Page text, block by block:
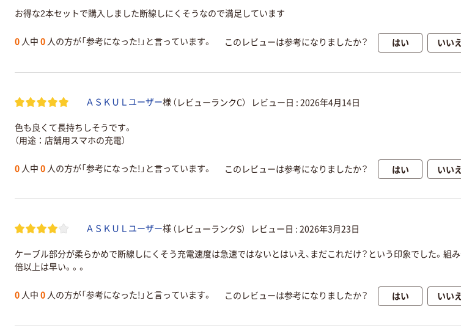
お得な2本セットで購入しました断線しにくそうなので満足しています
0 人中 0 人の方が「参考になった!」と言っています。 このレビューは参考になりましたか？ はい いい
ＡＳＫＵＬユーザー様 （レビューランクC） レビュー日 : 2026年4月14日
色も良くて長持ちしそうです。
（用途：店舗用スマホの充電）
0 人中 0 人の方が「参考になった!」と言っています。 このレビューは参考になりましたか？ はい いいえ
ＡＳＫＵＬユーザー様 （レビューランクS） レビュー日 : 2026年3月23日
ケーブル部分が柔らかめで断線しにくそう充電速度は急速ではないとはいえ、まだこれだけ？という印象でした。組
倍以上は早い。。。
0 人中 0 人の方が「参考になった!」と言っています。 このレビューは参考になりましたか？ はい いい